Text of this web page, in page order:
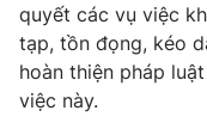
quyết các vụ việc
tạp, tồn đọng, kéo
hoàn thiện pháp
việc này.